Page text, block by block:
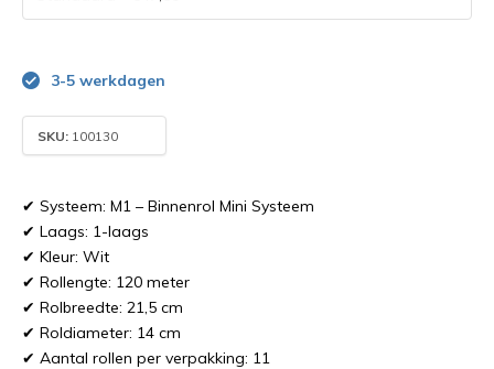
3-5 werkdagen
SKU: 100130
✔ Systeem: M1 – Binnenrol Mini Systeem
✔ Laags: 1-laags
✔ Kleur: Wit
✔ Rollengte: 120 meter
✔ Rolbreedte: 21,5 cm
✔ Roldiameter: 14 cm
✔ Aantal rollen per verpakking: 11